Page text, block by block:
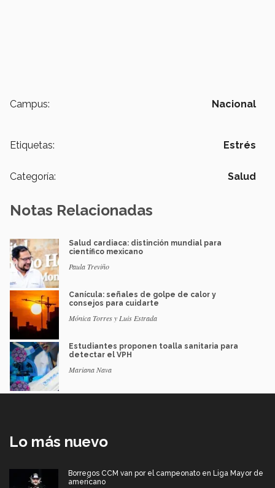
Campus: Nacional
Etiquetas: Estrés
Categoría: Salud
Notas Relacionadas
Salud cardiaca: distinción mundial para
científico mexicano
Paula Treviño
Canícula: señales de golpe de calor y
consejos para cuidarte
Mónica Torres y Luis Estrada
Estudiantes proponen toalla sanitaria para
detectar el VPH
Mariana Nava
Lo más nuevo
Borregos CCM van por el campeonato en Liga Mayor de
americano